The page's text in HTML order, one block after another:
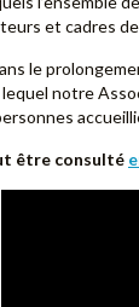
et cadres
le
notre
être consulté